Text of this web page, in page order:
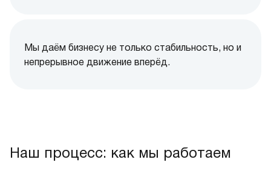
Мы даём бизнесу не только стабильность, но и
непрерывное движение вперёд.
Наш процесс: как мы работаем